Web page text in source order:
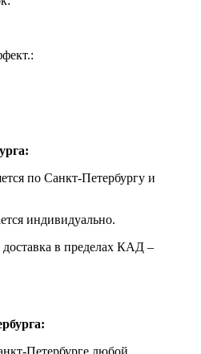
по Санкт-Петербургу и
индивидуально.
доставка в пределах КАД –
Петербурге любой